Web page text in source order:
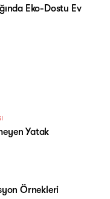
Eko-Dostu Ev
Yatak
Örnekleri